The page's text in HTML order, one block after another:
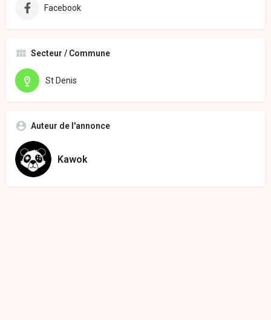
Facebook
Secteur / Commune
St Denis
Auteur de l'annonce
Kawok